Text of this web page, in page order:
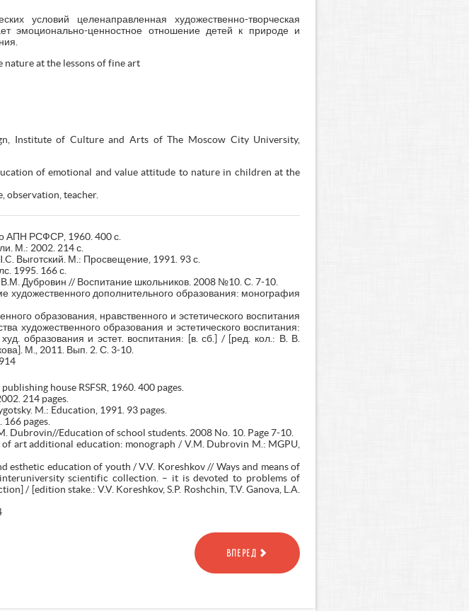
условий целенаправленная художественно-творческая
эмоционально-ценностное отношение детей к природе и
at the lessons of fine art
Institute of Culture and Arts of The Moscow City University,
of emotional and value attitude to nature in children at the
observation, teacher.
АПН РСФСР, 1960. 400 с.
М.: 2002. 214 с.
Выготский. М.: Просвещение, 1991. 93 с.
1995. 166 с.
Дубровин // Воспитание школьников. 2008 №10. С. 7-10.
художественного дополнительного образования: монография
образования, нравственного и эстетического воспитания
художественного образования и эстетического воспитания:
образования и эстет. воспитания: [в. сб.] / [ред. кол.: В. В.
М., 2011. Вып. 2. С. 3-10.
house RSFSR, 1960. 400 pages.
214 pages.
M.: Education, 1991. 93 pages.
pages.
Dubrovin//Education of school students. 2008 No. 10. Page 7-10.
art additional education: monograph / V.M. Dubrovin M.: MGPU,
esthetic education of youth / V.V. Koreshkov // Ways and means of
scientific collection. – it is devoted to problems of
/ [edition stake.: V.V. Koreshkov, S.P. Roshchin, T.V. Ganova, L.A.
ВПЕРЕД